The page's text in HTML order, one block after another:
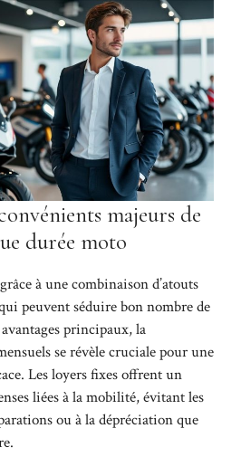
majeurs de
durée moto
à une combinaison d’atouts
peuvent séduire bon nombre de
principaux, la
se révèle cruciale pour une
Les loyers fixes offrent un
liées à la mobilité, évitant les
ou à la dépréciation que